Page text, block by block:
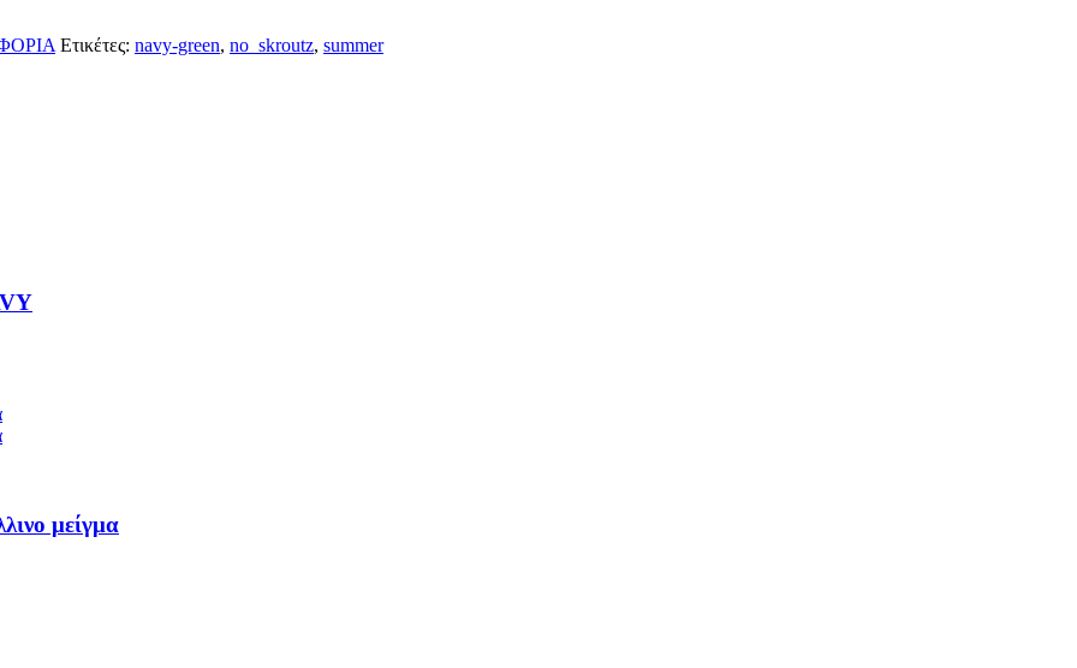
Ετικέτες: navy-green, no_skroutz, summer
μείγμα